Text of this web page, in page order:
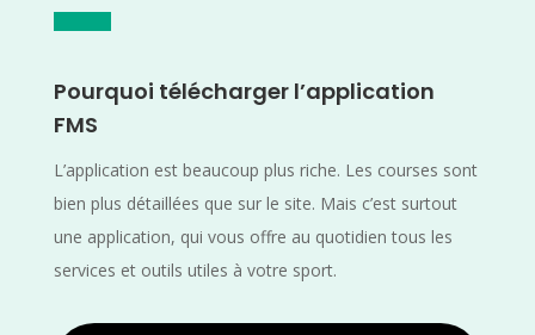
Pourquoi télécharger l’application
FMS
L’application est beaucoup plus riche. Les courses sont
bien plus détaillées que sur le site. Mais c’est surtout
une application, qui vous offre au quotidien tous les
services et outils utiles à votre sport.